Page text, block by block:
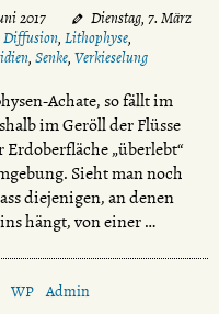
2017
Dienstag, 7. März
Diffusion, Lithophyse,
, Senke, Verkieselung
Achate, so fällt im
im Geröll der Flüsse
„überlebt“
Sieht man noch
diejenigen, an denen
hängt, von einer …
WP Admin